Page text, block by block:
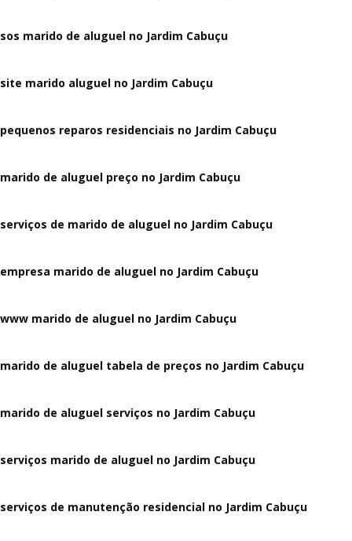
sos marido de aluguel no Jardim Cabuçu
site marido aluguel no Jardim Cabuçu
pequenos reparos residenciais no Jardim Cabuçu
marido de aluguel preço no Jardim Cabuçu
serviços de marido de aluguel no Jardim Cabuçu
empresa marido de aluguel no Jardim Cabuçu
www marido de aluguel no Jardim Cabuçu
marido de aluguel tabela de preços no Jardim Cabuçu
marido de aluguel serviços no Jardim Cabuçu
serviços marido de aluguel no Jardim Cabuçu
serviços de manutenção residencial no Jardim Cabuçu